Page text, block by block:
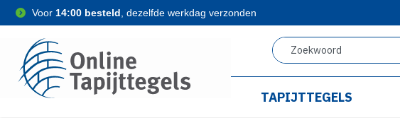
Voor 14:00 besteld , dezelfde werkdag verzonden
TAPIJTTEGELS